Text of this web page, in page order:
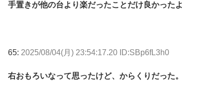
手置きが他の台より楽だったことだけ良かったよ
65: 2025/08/04(月) 23:54:17.20 ID:SBp6fL3h0
右おもろいなって思ったけど、からくりだった。